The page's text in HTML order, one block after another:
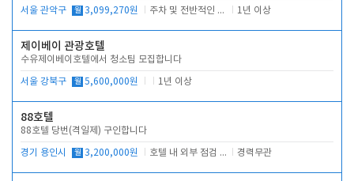
서울 관악구 월 3,099,270원 주차 및 전반적인 당번업무 1년 이상
제이베이 관광호텔
수유제이베이호텔에서 청소팀 모집합니다
서울 강북구 월 5,600,000원 1년 이상
88호텔
88호텔 당번(격일제) 구인합니다
경기 용인시 월 3,200,000원 호텔 내 외부 점검 및 프런트 운영 경력무관